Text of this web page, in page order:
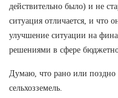
действительно было) и не
ситуация отличается, и что
улучшение ситуации на
решениями в сфере
Думаю, что рано или поздно
сельхозземель.